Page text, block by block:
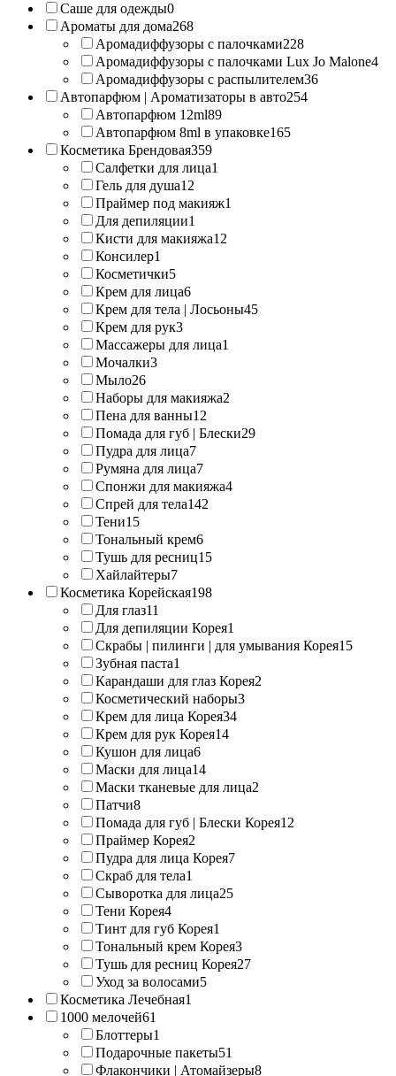
Саше для одежды0
Ароматы для дома268
Аромадиффузоры с палочками228
Аромадиффузоры с палочками Lux Jo Malone4
Аромадиффузоры с распылителем36
Автопарфюм | Ароматизаторы в авто254
Автопарфюм 12ml89
Автопарфюм 8ml в упаковке165
Косметика Брендовая359
Салфетки для лица1
Гель для душа12
Праймер под макияж1
Для депиляции1
Кисти для макияжа12
Консилер1
Косметички5
Крем для лица6
Крем для тела | Лосьоны45
Крем для рук3
Массажеры для лица1
Мочалки3
Мыло26
Наборы для макияжа2
Пена для ванны12
Помада для губ | Блески29
Пудра для лица7
Румяна для лица7
Спонжи для макияжа4
Спрей для тела142
Тени15
Тональный крем6
Тушь для ресниц15
Хайлайтеры7
Косметика Корейская198
Для глаз11
Для депиляции Корея1
Скрабы | пилинги | для умывания Корея15
Зубная паста1
Карандаши для глаз Корея2
Косметический наборы3
Крем для лица Корея34
Крем для рук Корея14
Кушон для лица6
Маски для лица14
Маски тканевые для лица2
Патчи8
Помада для губ | Блески Корея12
Праймер Корея2
Пудра для лица Корея7
Скраб для тела1
Сыворотка для лица25
Тени Корея4
Тинт для губ Корея1
Тональный крем Корея3
Тушь для ресниц Корея27
Уход за волосами5
Косметика Лечебная1
1000 мелочей61
Блоттеры1
Подарочные пакеты51
Флакончики | Атомайзеры8